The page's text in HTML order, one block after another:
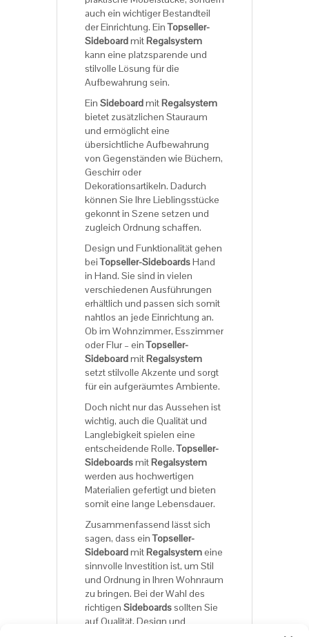
auch ein wichtiger Bestandteil
der Einrichtung. EinTopseller-
SideboardmitRegalsystem
kann eine platzsparende und
stilvolle Lösung für die
Aufbewahrung sein.
Ein SideboardmitRegalsystem
bietet zusätzlichen Stauraum
und ermöglicht eine
übersichtliche Aufbewahrung
von Gegenständen wie Büchern,
Geschirr oder
Dekorationsartikeln. Dadurch
können Sie Ihre Lieblingsstücke
gekonnt in Szene setzen und
zugleich Ordnung schaffen.
Design und Funktionalität gehen
beiTopseller-SideboardsHand
in Hand. Sie sind in vielen
verschiedenen Ausführungen
erhältlich und passen sich somit
nahtlos an jede Einrichtung an.
Ob im Wohnzimmer, Esszimmer
oder Flur – einTopseller-
SideboardmitRegalsystem
setzt stilvolle Akzente und sorgt
für ein aufgeräumtes Ambiente.
Doch nicht nur das Aussehen ist
wichtig, auch die Qualität und
Langlebigkeit spielen eine
entscheidende Rolle.Topseller-
SideboardsmitRegalsystem
werden aus hochwertigen
Materialien gefertigt und bieten
somit eine lange Lebensdauer.
Zusammenfassend lässt sich
sagen, dass einTopseller-
SideboardmitRegalsystemeine
sinnvolle Investition ist, um Stil
und Ordnung in Ihren Wohnraum
zu bringen. Bei der Wahl des
richtigen Sideboardssollten Sie
auf Qualität, Design und